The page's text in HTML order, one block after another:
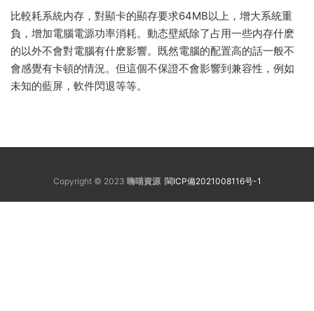
比較耗系統内存，對顯卡的顯存要求64MB以上，增大系統重
負，增加電腦電源功率消耗。動态壁紙除了占用一些内存什麽
的以外不會對電腦有什麽影響。既然電腦的配置高的話一般不
會感覺有卡頓的情況。但這個不保證不會影響到兼容性，例如
未知的藍屏，軟件閃退等等。
Copyright © 2023 嗨喵資源 閩ICP備2021008116号-1